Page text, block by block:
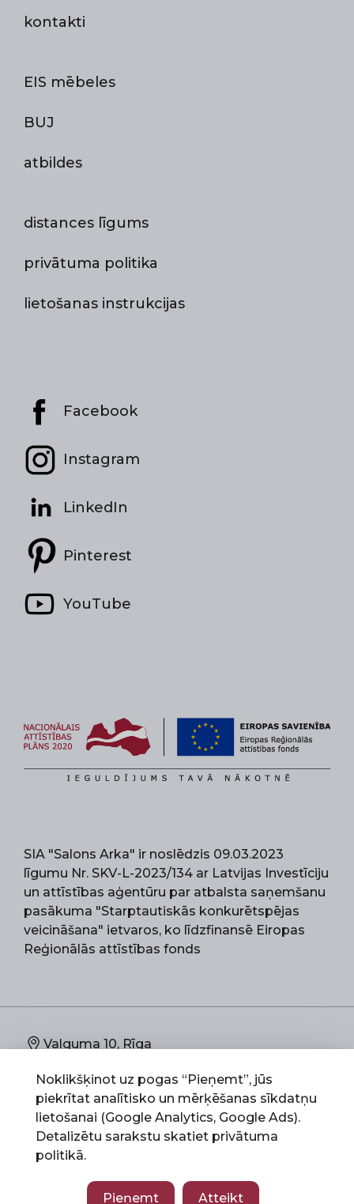
Noklikšķinot uz pogas “Pieņemt”, jūs
piekrītat analītisko un mērķēšanas sīkdatņu
lietošanai (Google Analytics, Google Ads).
Detalizētu sarakstu skatiet privātuma
politikā.
Pieņemt Atteikt
kontakti
EIS mēbeles
BUJ
atbildes
distances līgums
privātuma politika
lietošanas instrukcijas
Facebook
Instagram
LinkedIn
Pinterest
YouTube
SIA "Salons Arka" ir noslēdzis 09.03.2023
līgumu Nr. SKV-L-2023/134 ar Latvijas Investīciju
un attīstības aģentūru par atbalsta saņemšanu
pasākuma "Starptautiskās konkurētspējas
veicināšana" ietvaros, ko līdzfinansē Eiropas
Reģionālās attīstības fonds
Valguma 10, Rīga
67892773
info@salonsarka.lv
Salons Arka 2026 © All Rights Reserved